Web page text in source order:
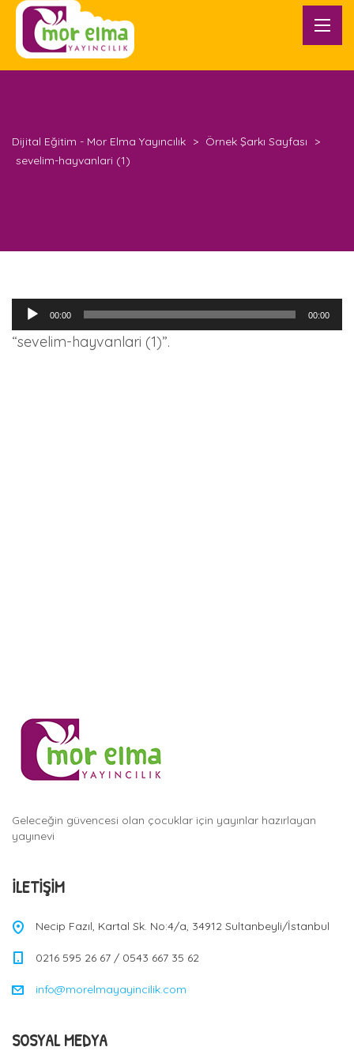
Dijital Eğitim - Mor Elma Yayıncılık > Örnek Şarkı Sayfası
>
sevelim-hayvanlari (1)
Ses
oynatıcı
00:00 00:00
“sevelim-hayvanlari (1)”.
Geleceğin güvencesi olan çocuklar için yayınlar hazırlayan
yayınevi
İLETIŞIM
Necip Fazıl, Kartal Sk. No:4/a, 34912 Sultanbeyli/İstanbul
0216 595 26 67 / 0543 667 35 62
info@morelmayayincilik.com
SOSYAL MEDYA